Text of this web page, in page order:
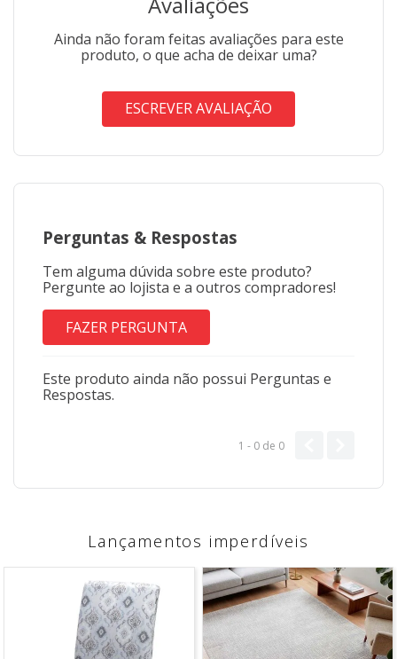
Ainda não foram feitas avaliações para este
produto, o que acha de deixar uma?
ESCREVER AVALIAÇÃO
Perguntas & Respostas
Tem alguma dúvida sobre este produto?
Pergunte ao lojista e a outros compradores!
FAZER PERGUNTA
Este produto ainda não possui Perguntas e
Respostas.
1 - 0 de 0
Lançamentos imperdíveis